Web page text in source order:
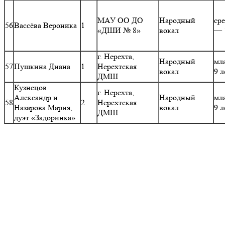
56Вассёва Вероника 1
МАУ ОО ДО
«ДШИ № 8»
Народный
вокал
—
57Пушкина Диана 1
г. Нерехта,
Нерехтская
ДМШ
Народный
вокал
9
58
Кузнецов
Александр и
Назарова Мария,
дуэт «Задоринка»
2
г. Нерехта,
Нерехтская
ДМШ
Народный
вокал
9